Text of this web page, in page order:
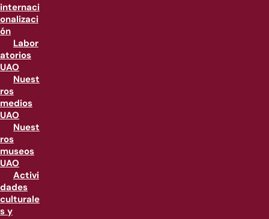
internaci
onalizaci
ón
Labor
atorios
UAO
Nuest
ros
medios
UAO
Nuest
ros
museos
UAO
Activi
dades
culturale
s y